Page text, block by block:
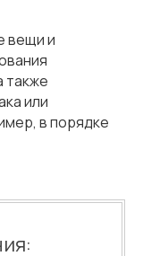
вещи и
также
или
в порядке